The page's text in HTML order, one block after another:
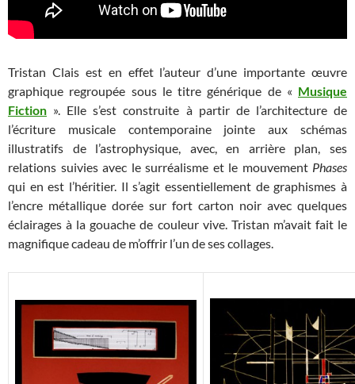
Tristan Clais est en effet l’auteur d’une importante œuvre
graphique regroupée sous le titre générique de « Musique
Fiction ». Elle s’est construite à partir de l’architecture de
l’écriture musicale contemporaine jointe aux schémas
illustratifs de l’astrophysique, avec, en arrière plan, ses
relations suivies avec le surréalisme et le mouvement Phases
qui en est l’héritier. Il s’agit essentiellement de graphismes à
l’encre métallique dorée sur fort carton noir avec quelques
éclairages à la gouache de couleur vive. Tristan m’avait fait le
magnifique cadeau de m’offrir l’un de ses collages.